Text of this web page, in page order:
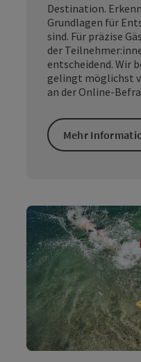
Destination.
Grundlagen für
sind. Für präzise
der
entscheidend. Wir
gelingt möglichst
an der Online-
Mehr